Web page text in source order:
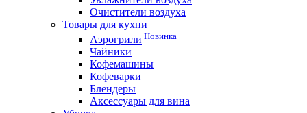
Очистители воздуха
Товары для кухни
Аэрогрили Новинка
Чайники
Кофемашины
Кофеварки
Блендеры
Аксессуары для вина